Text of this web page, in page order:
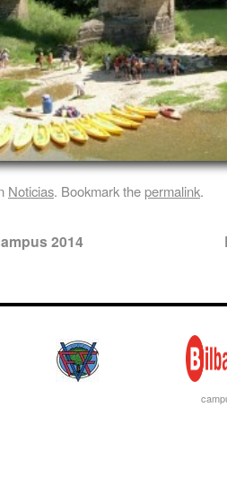
Noticias. Bookmark the permalink.
2014